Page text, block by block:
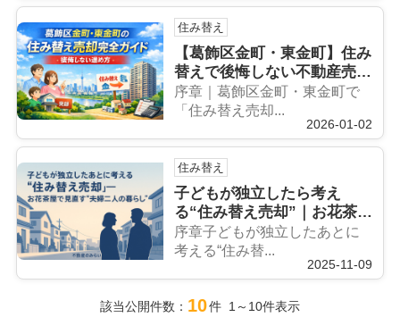
住み替え
【葛飾区金町・東金町】住み
替えで後悔しない不動産売却
ガイド ― 子ども独立・老
後・ライフステージ変化に合
わせた正しい進め方 ―
序章｜葛飾区金町・東金町で
「住み替え売却...
2026-01-02
住み替え
子どもが独立したら考え
る“住み替え売却”｜お花茶屋
の市場性と成功のポイント
序章子どもが独立したあとに
考える“住み替...
2025-11-09
該当公開件数： 10件 1～10件表示